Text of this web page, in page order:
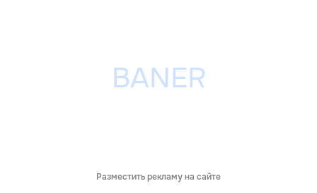
Разместить рекламу на сайте